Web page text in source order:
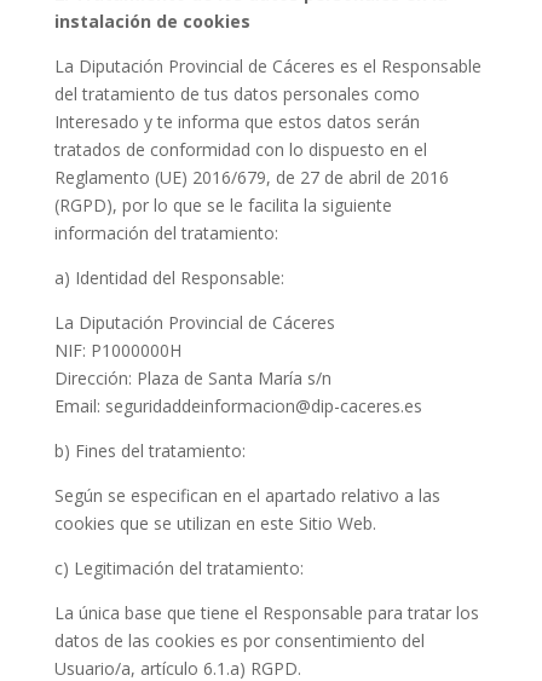
instalación de cookies
La Diputación Provincial de Cáceres es el Responsable
del tratamiento de tus datos personales como
Interesado y te informa que estos datos serán
tratados de conformidad con lo dispuesto en el
Reglamento (UE) 2016/679, de 27 de abril de 2016
(RGPD), por lo que se le facilita la siguiente
información del tratamiento:
a) Identidad del Responsable:
La Diputación Provincial de Cáceres
NIF: P1000000H
Dirección: Plaza de Santa María s/n
Email: seguridaddeinformacion@dip-caceres.es
b) Fines del tratamiento:
Según se especifican en el apartado relativo a las
cookies que se utilizan en este Sitio Web.
c) Legitimación del tratamiento:
La única base que tiene el Responsable para tratar los
datos de las cookies es por consentimiento del
Usuario/a, artículo 6.1.a) RGPD.